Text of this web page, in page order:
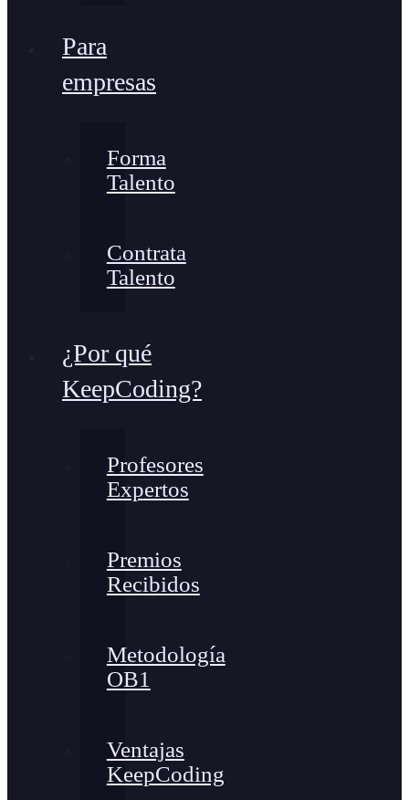
Para
empresas
Forma
Talento
Contrata
Talento
¿Por qué
KeepCoding?
Profesores
Expertos
Premios
Recibidos
Metodología
OB1
Ventajas
KeepCoding